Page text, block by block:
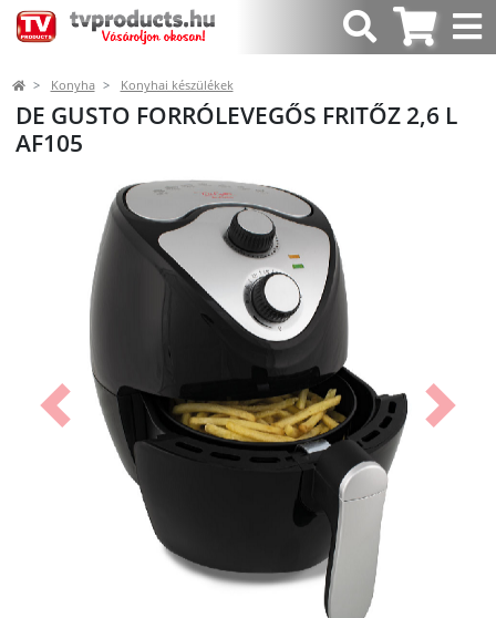
Konyha Konyhai készülékek
DE GUSTO FORRÓLEVEGŐS FRITŐZ 2,6 L
AF105
Előző